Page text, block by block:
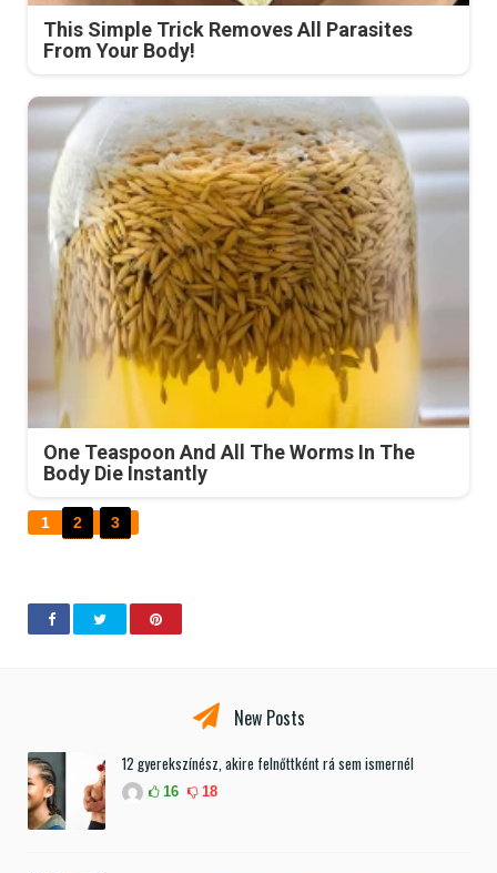
This Simple Trick Removes All Parasites
From Your Body!
One Teaspoon And All The Worms In The
Body Die Instantly
1 2 3
New Posts
12 gyerekszínész, akire felnőttként rá sem ismernél
16 18